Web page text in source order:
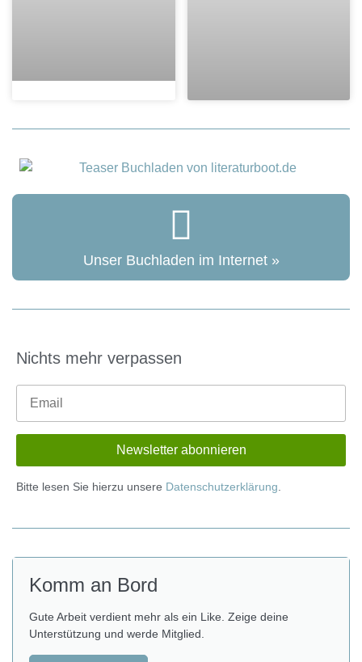
Unser Buchladen im Internet »
Nichts mehr verpassen
Bitte lesen Sie hierzu unsere Datenschutzerklärung
Komm an Bord
Gute Arbeit verdient mehr als ein Like. Zeige deine
Unterstützung und werde Mitglied.